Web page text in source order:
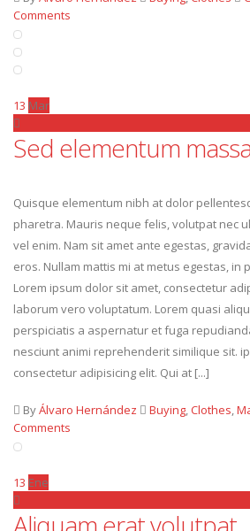
Comments
13 Mar
Sed elementum
Quisque elementum nibh at dolor
pharetra. Mauris neque felis, volutpat nec
vel enim. Nam sit amet ante egestas,
eros. Nullam mattis mi at metus egestas, in
Lorem ipsum dolor sit amet, consectetur
laborum vero voluptatum. Lorem quasi
perspiciatis a aspernatur et fuga
nesciunt animi reprehenderit similique sit.
consectetur adipisicing elit. Qui at [...]
ByÁlvaro Hernández Buying,Clothes,
Comments
13 Ene